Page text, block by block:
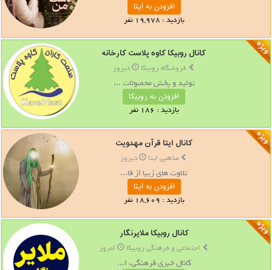
افزودن به ایتا
بازدید : 19,978 نفر
کانال روبیکا کاوه پلاست کارخانه
فروشگاه روبیکا دیروز
تولید و پخش محصولات ...
افزودن به روبیکا
بازدید : 186 نفر
کانال ایتا قرآن مهدویت
مذهبی ایتا دیروز
تلاوت های زیبا از قا...
افزودن به ایتا
بازدید : 18,609 نفر
کانال روبیکا ملایرنگار
اجتماعی و فرهنگی روبیکا امروز
کانال خبری فرهنگی، ا...